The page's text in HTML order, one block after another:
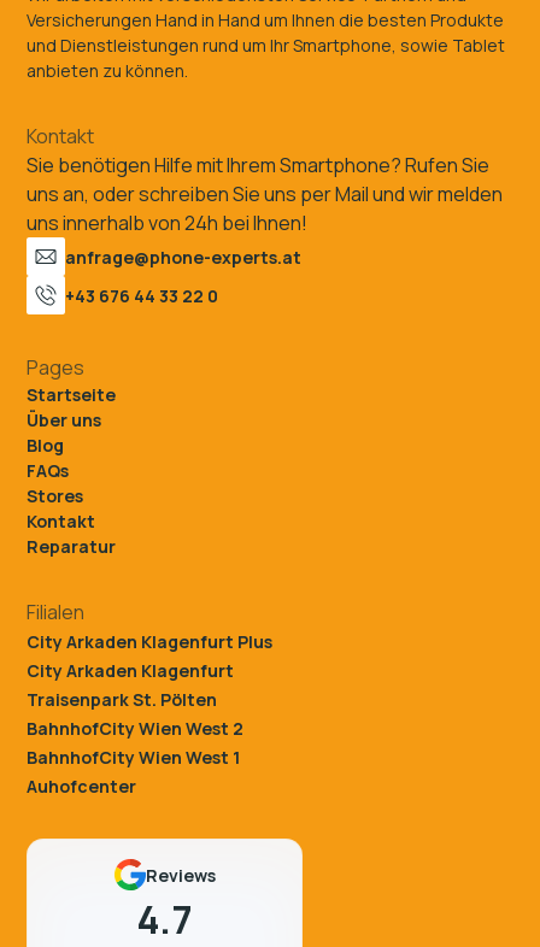
Versicherungen Hand in Hand um Ihnen die besten Produkte
und Dienstleistungen rund um Ihr Smartphone, sowie Tablet
anbieten zu können.
Kontakt
Sie benötigen Hilfe mit Ihrem Smartphone? Rufen Sie
uns an, oder schreiben Sie uns per Mail und wir melden
uns innerhalb von 24h bei Ihnen!
anfrage@phone-experts.at
+43 676 44 33 22 0
Pages
Startseite
Über uns
Blog
FAQs
Stores
Kontakt
Reparatur
Filialen
City Arkaden Klagenfurt Plus
City Arkaden Klagenfurt
Traisenpark St. Pölten
BahnhofCity Wien West 2
BahnhofCity Wien West 1
Auhofcenter
Reviews
4.7